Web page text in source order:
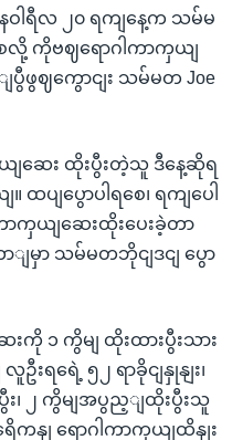
နဝါရီလ ၂၀ ရကျနေ့က သမ်မ
လို့ ကိုဗဈရောဂါကာကှယျ
ပွီဖွဈကွောငျး သမ်မတ Joe
ယျဆေး ထိုးပွီးတဲ့သူ ဒီနေ့ဆိုရ
ထပျပွောပါရစေ၊ ရကျပေါ
ကာကှယျဆေးထိုးပေးခဲ့တာ
ျမှာ သမ်မတဘိုငျဒငျ ပွော
ကို ၁ ကွိမျ ထိုးထားပွီးသား
ရရေဲ့ ၅၂ ရာခိုငျနှုနျး၊
ပွေီး၊ ၂ ကွိမျအပွည့ျထိုးပွီးသူ
ေိကနျ ရောဂါကာကှယျထိနျး